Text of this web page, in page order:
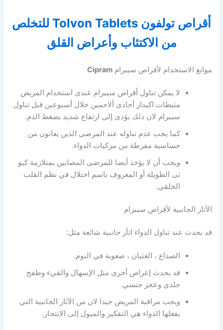
أقراص تولفون Tolvon Tablets للتخلص
من الاكتئاب وأعراض القلق
موانع الاستخدام لأقراص سيبرامCipram
لا يمكن تناول أقراص سيبرام عندى استخدام المريض
مثبطات اكيداز أحادى ألاحمين خلال أسبوعين قبل تناول
سيبرام لان ذلك يؤدى إلى ارتفاع شديد بضغط الدم.
كما يجب عدم تناوله عند المرضى الذين يعانون من
حساسية مفرطة من مركبات الدواء.
ويجب أن لا يؤخذ أيضا للمرضى المصابين بمتلازمة كيو
تى الطويلة أو المعروف باسم اختلال في نظم القلب
الخلقي.
الآثار الجانبية لأقراص سيبرام
قد يحدث عند تناول الدواء اثأر جانبية شائعة مثل:
الصداع ، الغثيان ، صعوبة في النوم.
قد يحدث إعراض أخرى مثل الإسهال والقيء وطفح
جلدي وعجز جنسي.
ويجب مراقبة المريض جيدا لان من الآثار الجانبية التي
يفعلها الدواء هي التفكير والميول إلى الانتحار.